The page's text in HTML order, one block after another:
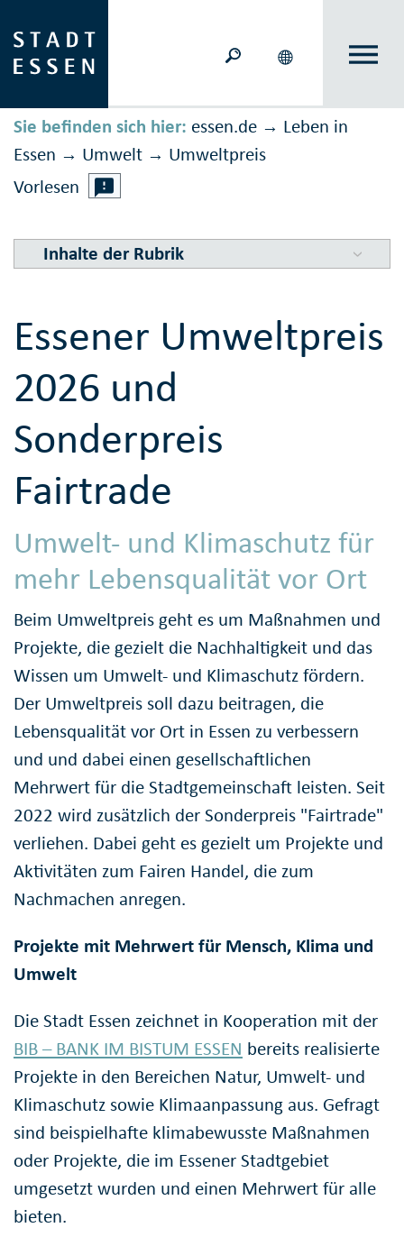
Sie befinden sich hier: essen.de → Leben in
Essen → Umwelt → Umweltpreis
Vorlesen
Inhalte der Rubrik
Essener Umweltpreis
2026 und
Sonderpreis
Fairtrade
Umwelt- und Klimaschutz für
mehr Lebensqualität vor Ort
Beim Umweltpreis geht es um Maßnahmen und
Projekte, die gezielt die Nachhaltigkeit und das
Wissen um Umwelt- und Klimaschutz fördern.
Der Umweltpreis soll dazu beitragen, die
Lebensqualität vor Ort in Essen zu verbessern
und und dabei einen gesellschaftlichen
Mehrwert für die Stadtgemeinschaft leisten. Seit
2022 wird zusätzlich der Sonderpreis "Fairtrade"
verliehen. Dabei geht es gezielt um Projekte und
Aktivitäten zum Fairen Handel, die zum
Nachmachen anregen.
Projekte mit Mehrwert für Mensch, Klima und
Umwelt
Die Stadt Essen zeichnet in Kooperation mit der
BIB – BANK IM BISTUM ESSEN bereits realisierte
Projekte in den Bereichen Natur, Umwelt- und
Klimaschutz sowie Klimaanpassung aus. Gefragt
sind beispielhafte klimabewusste Maßnahmen
oder Projekte, die im Essener Stadtgebiet
umgesetzt wurden und einen Mehrwert für alle
bieten.